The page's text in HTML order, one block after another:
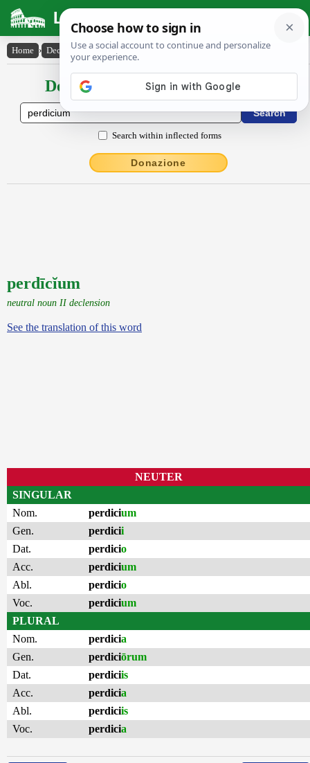
Latin Dictionary
Home › Declensions / Conjugations › perdīcĭum
Declensions / Conjugations latin
Search within inflected forms
Donazione
perdīcĭum
neutral noun II declension
See the translation of this word
NEUTER
SINGULAR
Nom.
perdicium
Gen.
perdicii
Dat.
perdicio
Acc.
perdicium
Abl.
perdicio
Voc.
perdicium
PLURAL
Nom.
perdicia
Gen.
perdiciōrum
Dat.
perdiciis
Acc.
perdicia
Abl.
perdiciis
Voc.
perdicia